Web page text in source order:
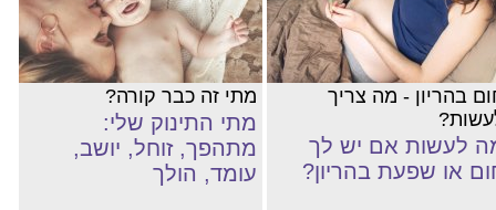
בהריון - מה צריך
לעשות אם יש לך
או שפעת בהריון?
מתי זה כבר קורה?
מתי התינוק שלי:
מתהפך, זוחל, יושב,
עומד, הולך